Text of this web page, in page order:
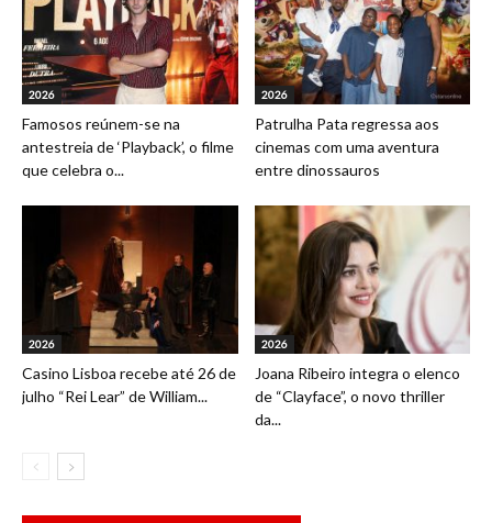
2026
Famosos reúnem-se na
antestreia de ‘Playback’, o filme
que celebra o...
2026
Patrulha Pata regressa aos
cinemas com uma aventura
entre dinossauros
2026
Casino Lisboa recebe até 26 de
julho “Rei Lear” de William...
2026
Joana Ribeiro integra o elenco
de “Clayface”, o novo thriller
da...